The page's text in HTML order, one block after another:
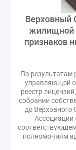
Верховный
жилищной
признаков
По результатам
управляющей
реестр
собрании
до Верховного
Ассоциации
полномочиям